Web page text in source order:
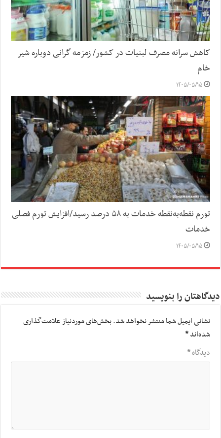
کاهش سرانه مصرف لبنیات در کشور/ زمزمه گرانی دوباره شیر
خام
۱۴۰۵/۰۵/۱۵
تورم نقطه‌به‌نقطه خدمات به ۵۸ درصد رسید/افزایش تورم فصلی
خدمات
۱۴۰۵/۰۵/۱۵
دیدگاهتان را بنویسید
نشانی ایمیل شما منتشر نخواهد شد.بخش‌های موردنیاز علامت‌گذاری
شده‌اند*
دیدگاه*